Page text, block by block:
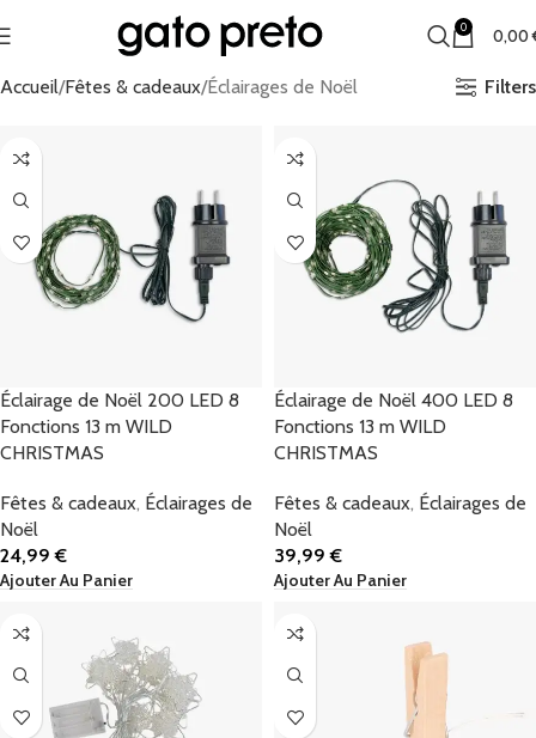
0 0,00
Accueil Fêtes & cadeaux Éclairages de Noël Filters
Éclairage de Noël 200 LED 8
Fonctions 13 m WILD
CHRISTMAS
Fêtes & cadeaux, Éclairages de
Noël
24,99€
Ajouter Au Panier
Éclairage de Noël 400 LED 8
Fonctions 13 m WILD
CHRISTMAS
Fêtes & cadeaux, Éclairages de
Noël
39,99€
Ajouter Au Panier